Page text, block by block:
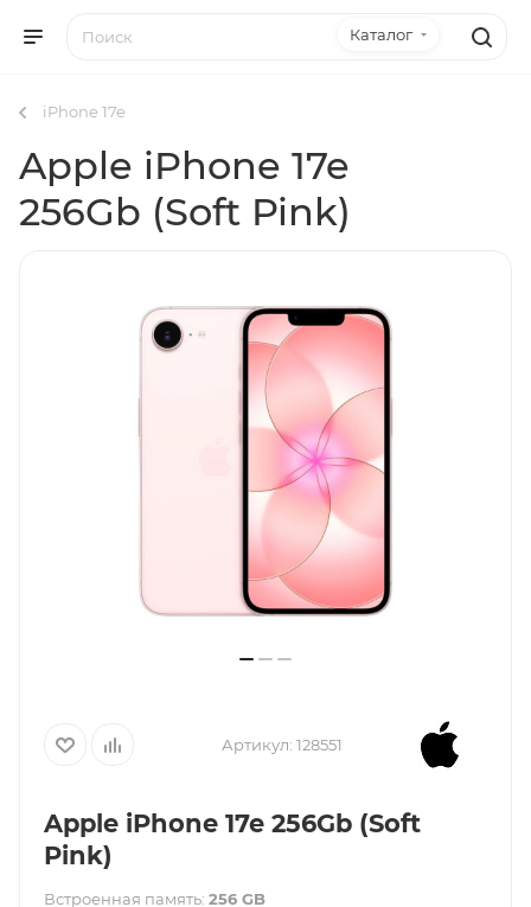
Каталог
iPhone 17e
Apple iPhone 17e
256Gb (Soft Pink)
Артикул: 128551
Apple iPhone 17e 256Gb (Soft
Pink)
Встроенная память: 256 GB